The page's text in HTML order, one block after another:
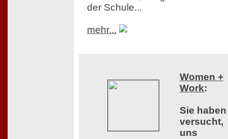
der Schule...
mehr...
Women +
Work:
Sie haben
versucht,
uns